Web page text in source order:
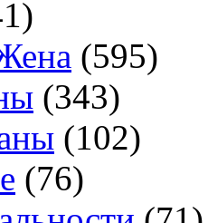
(595)
(343)
(102)
(76)